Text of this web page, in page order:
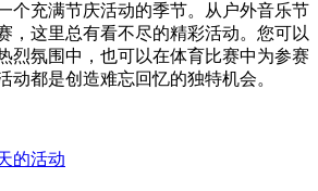
个充满节庆活动的季节。从户外音乐节
，这里总有看不尽的精彩活动。您可以
烈氛围中，也可以在体育比赛中为参赛
动都是创造难忘回忆的独特机会。
的活动